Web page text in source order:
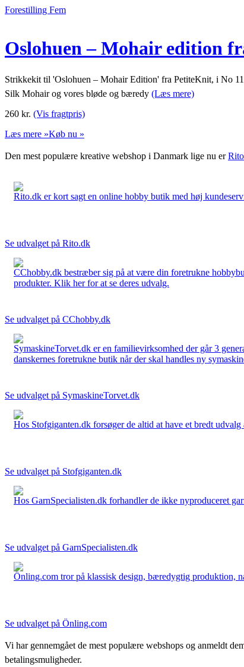
Forestilling Fem
Oslohuen – Mohair edition
Strikkekit til 'Oslohuen – Mohair Edition' fra PetiteKnit, i No
Silk Mohair og vores bløde og bæredy (Læs mere)
260 kr. (Vis fragtpris)
Læs mere »Køb nu »
Den mest populære kreative webshop i Danmark lige nu er
Rito.dk er kort sagt en online hobby butik med høj
Se udvalget på Rito.dk
CChobby.dk bestræber sig på at være din foretrukne
produkter. Klik her for at se deres udvalg.
Se udvalget på CChobby.dk
SymaskineTorvet.dk er en familievirksomhed der går 3
danskernes foretrukne butik når der skal handles ny
Se udvalget på SymaskineTorvet.dk
Hos Stofgiganten.dk forsøger de altid at have et bredt
Se udvalget på Stofgiganten.dk
Hos GarnSpecialisten.dk forhandler de ikke nyproduceret
Se udvalget på GarnSpecialisten.dk
Önling.com tror på klassisk design, bæredygtig produktion,
Se udvalget på Önling.com
Vi har gennemgået de mest populære webshops og anmeldt
betalingsmuligheder.